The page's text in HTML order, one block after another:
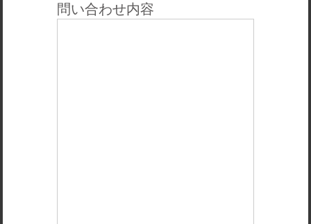
問い合わせ内容